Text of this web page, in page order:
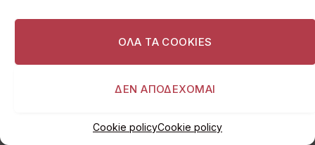
ΟΛΑ ΤΑ COOKIES
ΔΕΝ ΑΠΟΔΕΧΟΜΑΙ
Cookie policyCookie policy